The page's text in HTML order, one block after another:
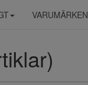
VARUMÄRKEN